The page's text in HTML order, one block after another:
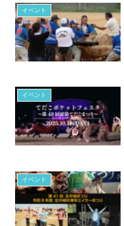
イベント
イベント
イベント